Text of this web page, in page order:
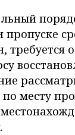
пропуске
требуется
месту